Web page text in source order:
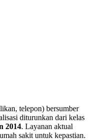
telepon) bersumber
diturunkan dari kelas
2014. Layanan aktual
sakit untuk kepastian.